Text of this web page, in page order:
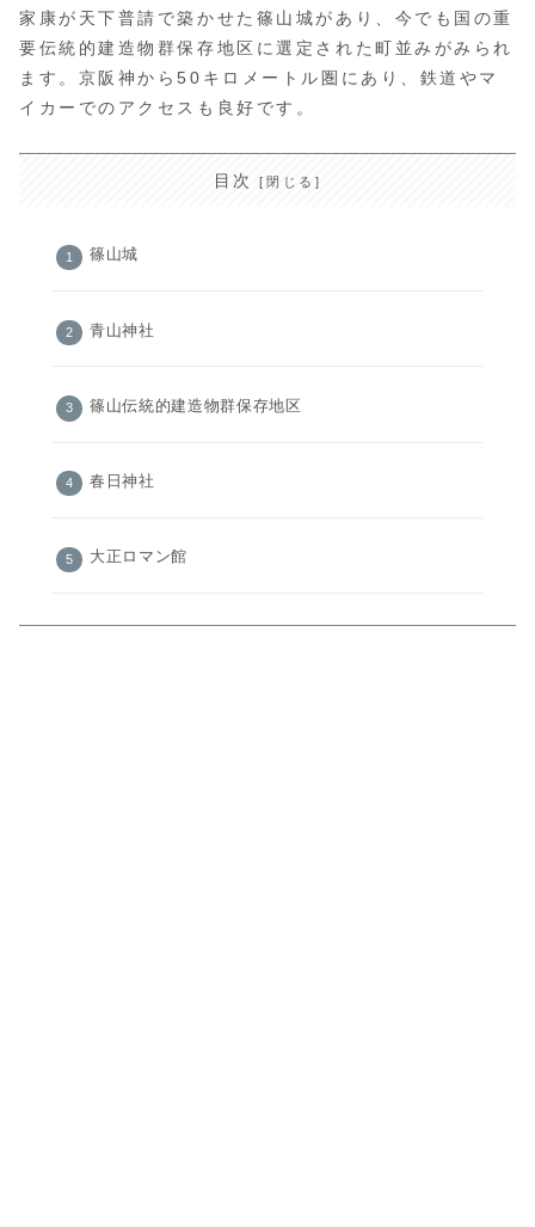
家康が天下普請で築かせた篠山城があり、今でも国の重
要伝統的建造物群保存地区に選定された町並みがみられ
ます。京阪神から50キロメートル圏にあり、鉄道やマ
イカーでのアクセスも良好です。
目次
篠山城
青山神社
篠山伝統的建造物群保存地区
春日神社
大正ロマン館